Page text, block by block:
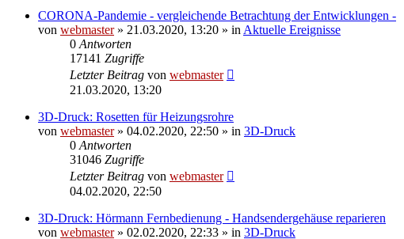
CORONA-Pandemie - vergleichende Betrachtung der Entwicklungen -
von webmaster» 21.03.2020, 13:20 » in Aktuelle Ereignisse
0 Antworten
17141 Zugriffe
Letzter Beitrag von webmaster
21.03.2020, 13:20
3D-Druck: Rosetten für Heizungsrohre
von webmaster» 04.02.2020, 22:50 » in 3D-Druck
0 Antworten
31046 Zugriffe
Letzter Beitrag von webmaster
04.02.2020, 22:50
3D-Druck: Hörmann Fernbedienung - Handsendergehäuse reparieren
von webmaster» 02.02.2020, 22:33 » in 3D-Druck